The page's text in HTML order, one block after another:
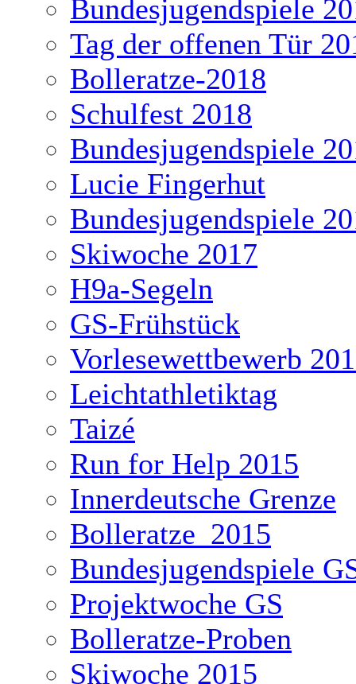
Bundesjugendspiele
Tag der offenen Tür
Bolleratze-2018
Schulfest 2018
Bundesjugendspiele
Lucie Fingerhut
Bundesjugendspiele
Skiwoche 2017
H9a-Segeln
GS-Frühstück
Vorlesewettbewerb
Leichtathletiktag
Taizé
Run for Help 2015
Innerdeutsche Grenze
Bolleratze_2015
Bundesjugendspiele
Projektwoche GS
Bolleratze-Proben
Skiwoche 2015